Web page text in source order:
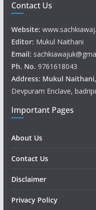
Contact Us
Website:
Editor: Mukul Naithani
Email:
Ph. No. 9761618043
Address: Mukul Naithani
Devpuram Enclave,
Important Pages
About Us
Contact Us
Disclaimer
Privacy Policy